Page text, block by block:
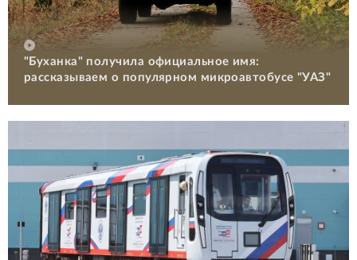
"Буханка" получила официальное имя:
рассказываем о популярном микроавтобусе "УАЗ"